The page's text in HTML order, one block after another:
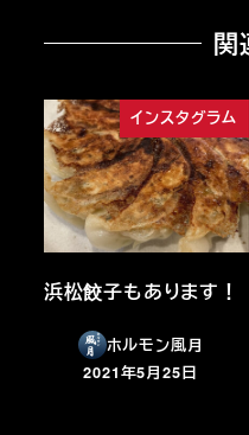
関
インスタグラム
浜松餃子もあります！
ホルモン風月
投稿日
2021年5月25日